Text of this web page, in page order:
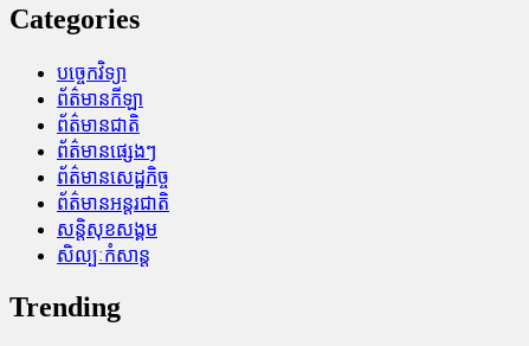
Categories
បច្ចេកវិទ្យា
ព័ត៌មានកីឡា
ព័ត៌មានជាតិ
ព័ត៌មានផ្សេងៗ
ព័ត៌មានសេដ្ឋកិច្ច
ព័ត៌មានអន្តរជាតិ
សន្តិសុខសង្គម
សិល្បៈកំសាន្ត
Trending